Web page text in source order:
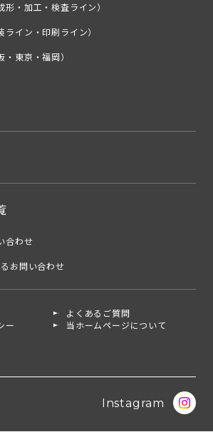
・加工・検査ライン）
イン・印刷ライン）
東京・福岡）
合わせ
お問い合わせ
よくあるご質問
ー
当ホームページについて
Instagram